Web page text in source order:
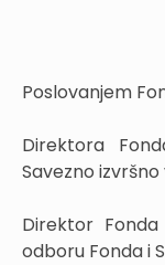
Poslovanjem
Direktora
Savezno izvršno
Direktor
odboru Fonda i